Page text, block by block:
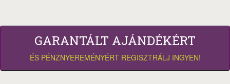
GARANTÁLT AJÁNDÉKÉRT
ÉS PÉNZNYEREMÉNYÉRT REGISZTRÁLJ INGYEN!